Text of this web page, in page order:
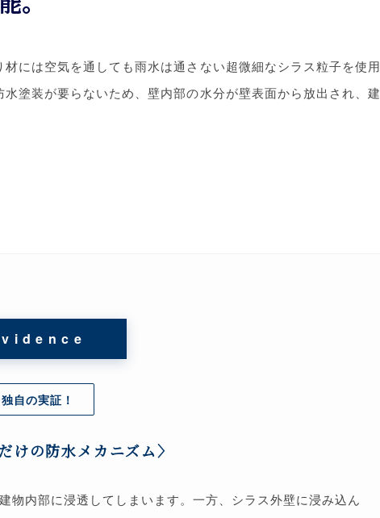
には空気を通しても雨水は通さない超微細なシラス粒子を使用
塗装が要らないため、壁内部の水分が壁表面から放出され、建
独自の実証！
けの防水メカニズム〉
物内部に浸透してしまいます。一方、シラス外壁に浸み込ん